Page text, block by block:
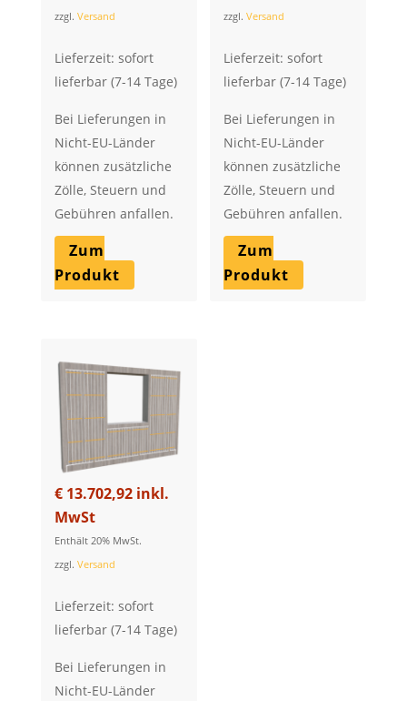
zzgl. Versand
Lieferzeit: sofort
lieferbar (7-14 Tage)
Bei Lieferungen in
Nicht-EU-Länder
können zusätzliche
Zölle, Steuern und
Gebühren anfallen.
Zum
Produkt
zzgl.Versand
Lieferzeit: sofort
lieferbar (7-14 Tage)
Bei Lieferungen in
Nicht-EU-Länder
können zusätzliche
Zölle, Steuern und
Gebühren anfallen.
Zum
Produkt
€13.702,92 inkl.
MwSt
Enthält 20% MwSt.
zzgl. Versand
Lieferzeit: sofort
lieferbar (7-14 Tage)
Bei Lieferungen in
Nicht-EU-Länder